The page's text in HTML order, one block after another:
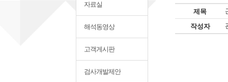
자료실
해석동영상
고객게시판
검사개발제안
제목
작성자